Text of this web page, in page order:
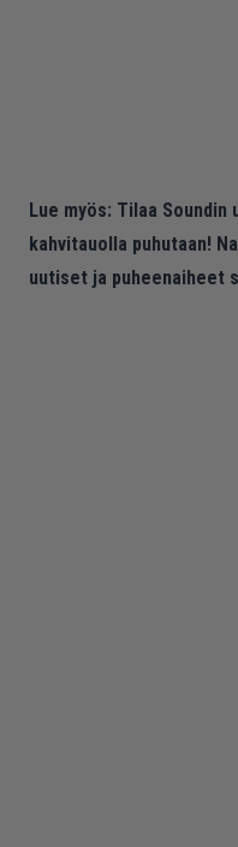
Lue myös: Tilaa
kahvitauolla puhutaan!
uutiset ja puheenaiheet